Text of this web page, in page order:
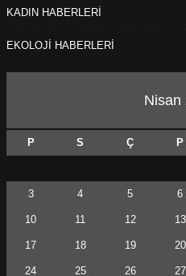
KADIN HABERLERİ
EKOLOJİ HABERLERİ
Nisan
P S Ç P
3 4 5 6
10 11 12 13
17 18 19 20
24 25 26 27